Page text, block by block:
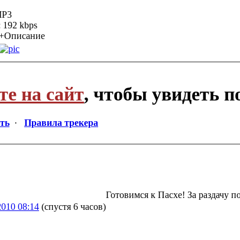
192 kbps
на сайт, чтобы увидеть
· Правила трекера
08:14 (спустя 6 часов)
Готовимся к Пасхе! За раздачу